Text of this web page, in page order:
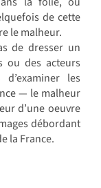
de cette
le malheur.
de dresser un
ou des acteurs
les
— le malheur
d’une oeuvre
débordant
la France.